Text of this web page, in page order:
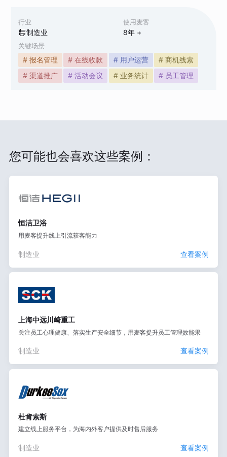
行业
制造业
使用麦客
8年 +
关键场景
# 报名管理 # 在线收款 # 用户运营
# 商机线索
# 渠道推广
# 活动会议 # 业务统计 # 员工管理
您可能也会喜欢这些案例：
恒洁卫浴
用麦客提升线上引流获客能力
制造业 查看案例
上海中远川崎重工
关注员工心理健康、落实生产安全细节，用麦客提升员工管理效能果
制造业 查看案例
杜肯索斯
建立线上服务平台，为海内外客户提供及时售后服务
制造业 查看案例